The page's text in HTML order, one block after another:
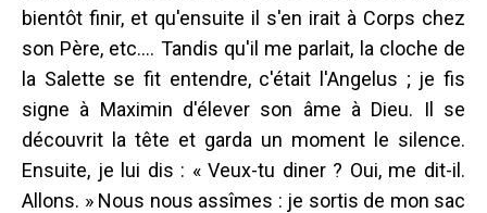
bientôt finir, et qu'ensuite il s'en irait à Corps chez
son Père, etc.... Tandis qu'il me parlait, la cloche de
la Salette se fit entendre, c'était l'Angelus ; je fis
signe à Maximin d'élever son âme à Dieu. Il se
découvrit la tête et garda un moment le silence.
Ensuite, je lui dis : « Veux-tu diner ? Oui, me dit-il.
Allons. » Nous nous assîmes : je sortis de mon sac